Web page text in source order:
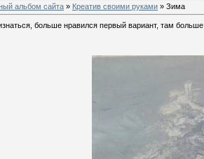
альбом сайта » Креатив своими руками » Зима
больше нравился первый вариант, там